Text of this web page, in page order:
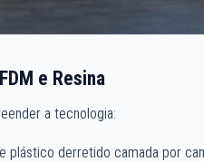
e Resina
a tecnologia:
plástico derretido camada por